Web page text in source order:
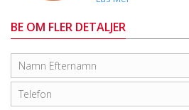
BE OM FLER DETALJER